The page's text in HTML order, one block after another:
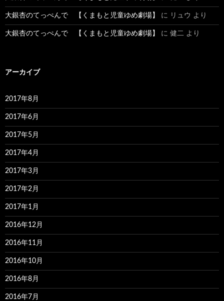
大銀杏のてっぺんで 【くまもと児童ゆめ劇場】 に リュウ より
大銀杏のてっぺんで 【くまもと児童ゆめ劇場】 に 健二 より
アーカイブ
2017年8月
2017年6月
2017年5月
2017年4月
2017年3月
2017年2月
2017年1月
2016年12月
2016年11月
2016年10月
2016年8月
2016年7月